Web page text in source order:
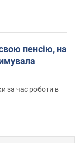
пенсію, на
за час роботи в